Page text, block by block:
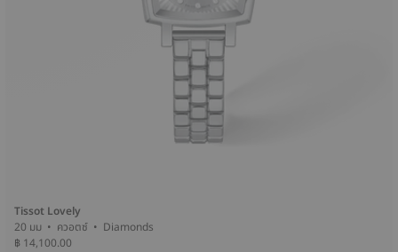
Tissot Lovely
20 มม • ควอตซ์ • Diamonds
฿ 14,100.00